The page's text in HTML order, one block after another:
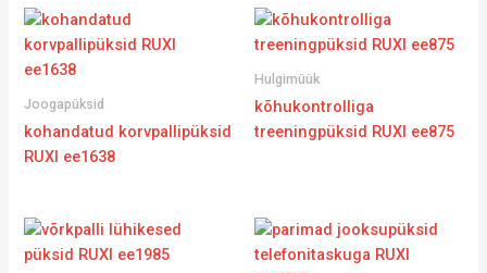
Joogapüksid
kohandatud korvpallipüksid
RUXI ee1638
Hulgimüük
kõhukontrolliga
treeningpüksid RUXI ee875